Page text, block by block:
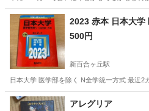
神奈川 綾瀬市 さがみ野駅 本/
500円
新百合ヶ丘駅
日本大学 医学部を除く N全学統一方式 最近2
神奈川 川崎市 新百合ヶ丘駅
アレグリア